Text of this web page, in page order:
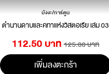
มังงะ/การ์ตูน
ตำนานดาบและคทาแห่งวิสตอเรีย เล่ม 03
112.50 บาท 125.00 บาท
เพิ่มลงตะกร้า